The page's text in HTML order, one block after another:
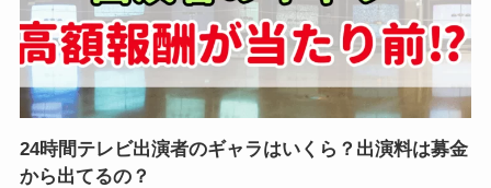
24時間テレビ出演者のギャラはいくら？出演料は募金
から出てるの？